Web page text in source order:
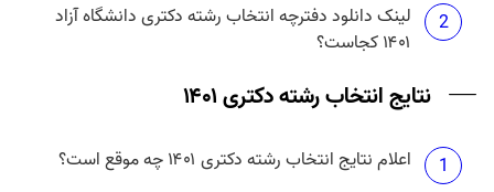
2
لینک دانلود دفترچه انتخاب رشته دکتری دانشگاه آزاد
۱۴۰۱ کجاست؟
نتایج انتخاب رشته دکتری ۱۴۰۱
1 اعلام نتایج انتخاب رشته دکتری ۱۴۰۱ چه موقع است؟